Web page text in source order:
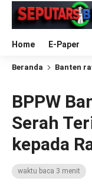
Home E-Paper
Beranda Banten
BPPW
Serah
kepada
waktu baca 3 menit